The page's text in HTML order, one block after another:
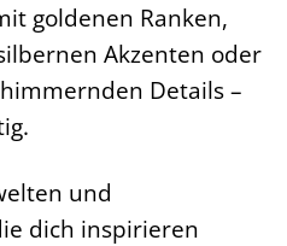
goldenen Ranken,
Akzenten oder
Details –
und
dich inspirieren